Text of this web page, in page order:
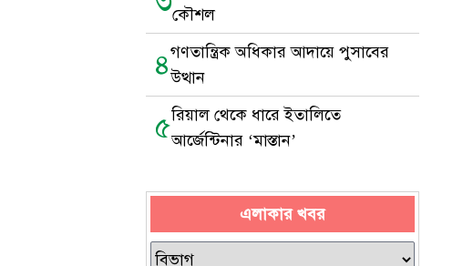
কৌশল
৪গণতান্ত্রিক অধিকার আদায়ে পুসাবের
উত্থান
৫রিয়াল থেকে ধারে ইতালিতে
আর্জেন্টিনার ‘মাস্তান’
এলাকার খবর